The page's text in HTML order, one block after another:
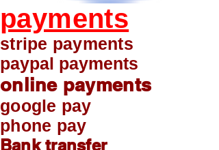
payments
stripe payments
paypal payments
online payments
google pay
phone pay
Bank transfer